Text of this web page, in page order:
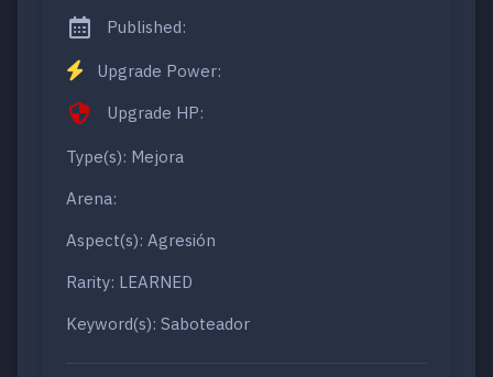
Published:
Upgrade Power:
Upgrade HP:
Type(s): Mejora
Arena:
Aspect(s): Agresión
Rarity: LEARNED
Keyword(s): Saboteador